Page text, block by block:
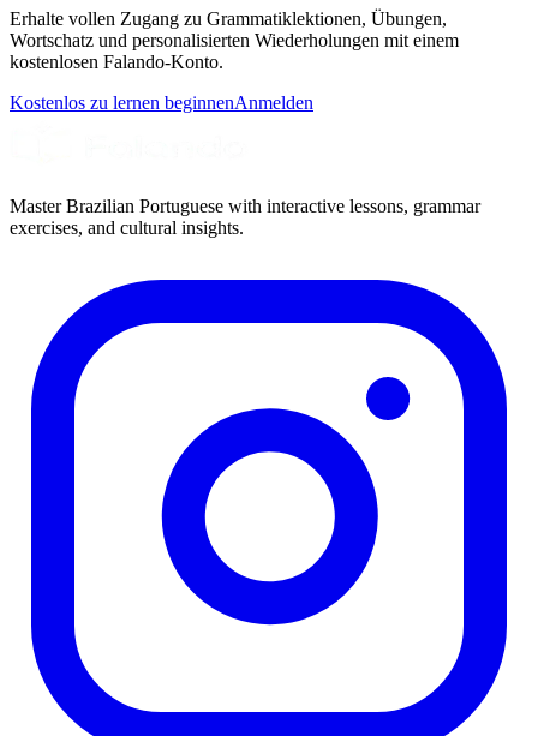
Erhalte vollen Zugang zu Grammatiklektionen, Übungen,
Wortschatz und personalisierten Wiederholungen mit einem
kostenlosen Falando-Konto.
Kostenlos zu lernen beginnenAnmelden
Master Brazilian Portuguese with interactive lessons, grammar
exercises, and cultural insights.